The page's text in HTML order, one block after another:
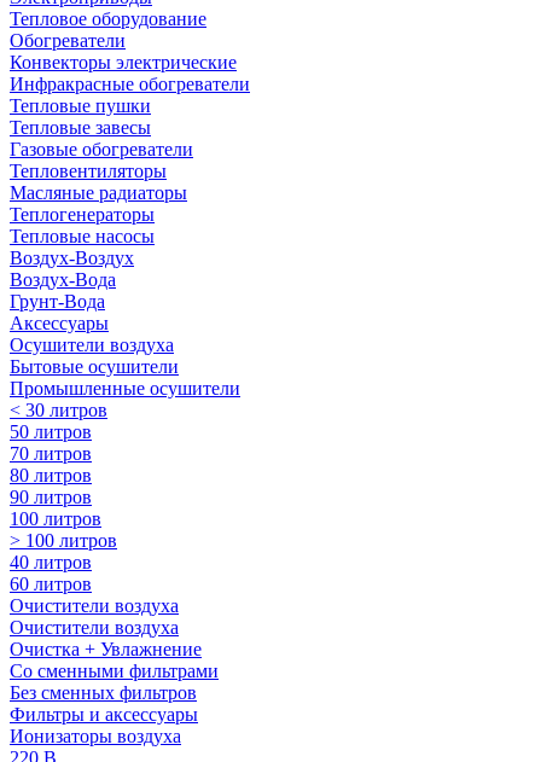
Тепловое оборудование
Обогреватели
Конвекторы электрические
Инфракрасные обогреватели
Тепловые пушки
Тепловые завесы
Газовые обогреватели
Тепловентиляторы
Масляные радиаторы
Теплогенераторы
Тепловые насосы
Воздух-Воздух
Воздух-Вода
Грунт-Вода
Аксессуары
Осушители воздуха
Бытовые осушители
Промышленные осушители
< 30 литров
50 литров
70 литров
80 литров
90 литров
100 литров
> 100 литров
40 литров
60 литров
Очистители воздуха
Очистители воздуха
Очистка + Увлажнение
Cо сменными фильтрами
Без сменных фильтров
Фильтры и аксессуары
Ионизаторы воздуха
220 В